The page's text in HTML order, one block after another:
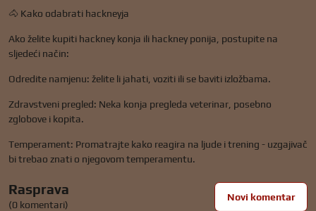
🐴 Kako odabrati hackneyja
Ako želite kupiti hackney konja ili hackney ponija, postupite na
sljedeći način:
Odredite namjenu: želite li jahati, voziti ili se baviti izložbama.
Zdravstveni pregled: Neka konja pregleda veterinar, posebno
zglobove i kopita.
Temperament: Promatrajte kako reagira na ljude i trening - uzgajivač
bi trebao znati o njegovom temperamentu.
Rasprava
(0 komentari)
Novi komentar